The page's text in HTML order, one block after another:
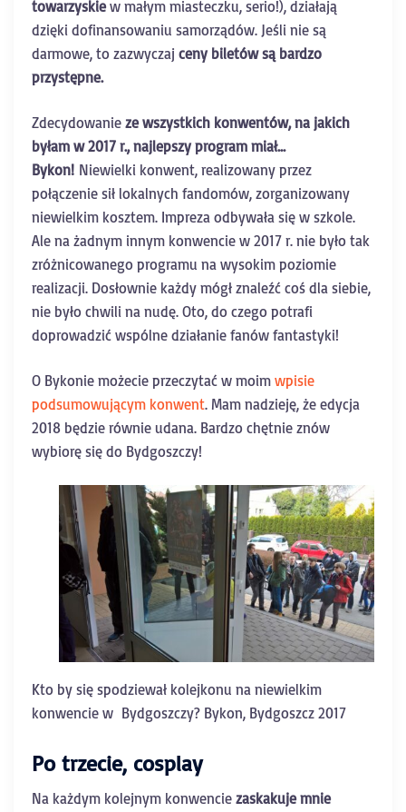
towarzyskiew małym miasteczku, serio!), działają
dzięki dofinansowaniu samorządów. Jeśli nie są
darmowe, to zazwyczaj ceny biletów są bardzo
przystępne.
Zdecydowanie ze wszystkich konwentów, na jakich
byłam w 2017 r., najlepszy program miał…
Bykon! Niewielki konwent, realizowany przez
połączenie sił lokalnych fandomów, zorganizowany
niewielkim kosztem. Impreza odbywała się w szkole.
Ale na żadnym innym konwencie w 2017 r. nie było tak
zróżnicowanego programu na wysokim poziomie
realizacji. Dosłownie każdy mógł znaleźć coś dla siebie,
nie było chwili na nudę. Oto, do czego potrafi
doprowadzić wspólne działanie fanów fantastyki!
O Bykonie możecie przeczytać w moim wpisie
podsumowującym konwent. Mam nadzieję, że edycja
2018 będzie równie udana. Bardzo chętnie znów
wybiorę się do Bydgoszczy!
Kto by się spodziewał kolejkonu na niewielkim
konwencie w Bydgoszczy? Bykon, Bydgoszcz 2017
Po trzecie, cosplay
Na każdym kolejnym konwencie zaskakuje mnie